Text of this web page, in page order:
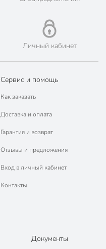
Личный кабинет
Сервис и помощь
Как заказать
Доставка и оплата
Гарантия и возврат
Отзывы и предложения
Вход в личный кабинет
Контакты
Документы